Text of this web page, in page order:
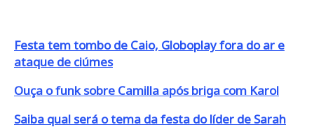
Festa tem tombo de Caio, Globoplay fora do ar e
ataque de ciúmes
Ouça o funk sobre Camilla após briga com Karol
Saiba qual será o tema da festa do líder de Sarah